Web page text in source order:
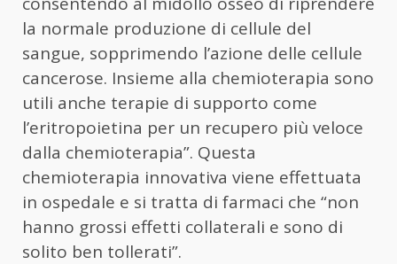
la normale produzione di cellule del
sangue, sopprimendo l’azione delle cellule
cancerose. Insieme alla chemioterapia sono
utili anche terapie di supporto come
l’eritropoietina per un recupero più veloce
dalla chemioterapia”. Questa
chemioterapia innovativa viene effettuata
in ospedale e si tratta di farmaci che “non
hanno grossi effetti collaterali e sono di
solito ben tollerati”.